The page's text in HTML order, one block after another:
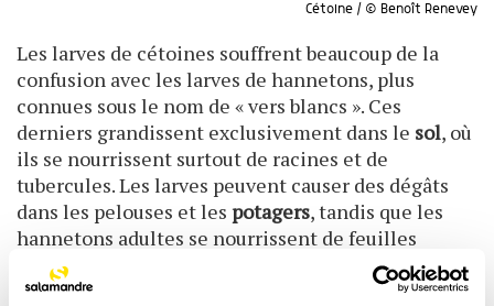
Cétoine / © Benoît Renevey
Les larves de cétoines souffrent beaucoup de la
confusion avec les larves de hannetons, plus
connues sous le nom de « vers blancs ». Ces
derniers grandissent exclusivement dans le sol, où
ils se nourrissent surtout de racines et de
tubercules. Les larves peuvent causer des dégâts
dans les pelouses et les potagers, tandis que les
hannetons adultes se nourrissent de feuilles
tendres. Autrefois, les invasions de hannetons
pouvaient être spectaculaires et ruiner localement